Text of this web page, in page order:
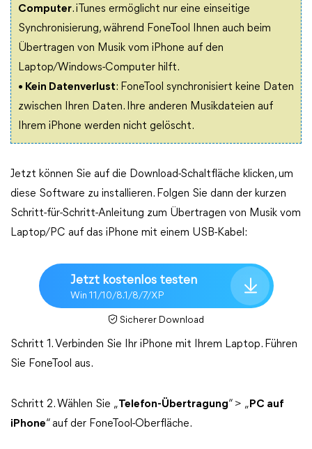
Computer. iTunes ermöglicht nur eine einseitige
Synchronisierung, während FoneTool Ihnen auch beim
Übertragen von Musik vom iPhone auf den
Laptop/Windows-Computer hilft.
• Kein Datenverlust: FoneTool synchronisiert keine Daten
zwischen Ihren Daten. Ihre anderen Musikdateien auf
Ihrem iPhone werden nicht gelöscht.
Jetzt können Sie auf die Download-Schaltfläche klicken, um
diese Software zu installieren. Folgen Sie dann der kurzen
Schritt-für-Schritt-Anleitung zum Übertragen von Musik vom
Laptop/PC auf das iPhone mit einem USB-Kabel:
Jetzt kostenlos testen
Win 11/10/8.1/8/7/XP
Sicherer Download
Schritt 1. Verbinden Sie Ihr iPhone mit Ihrem Laptop. Führen
Sie FoneTool aus.
Schritt 2. Wählen Sie „Telefon-Übertragung“ > „ PC auf
iPhone“ auf der FoneTool-Oberfläche.